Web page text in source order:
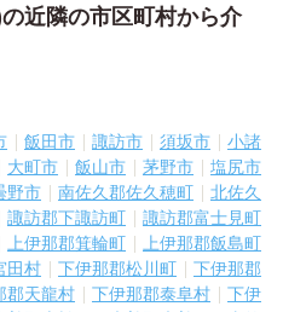
近隣の市区町村から介
飯田市 諏訪市 須坂市
小諸
大町市 飯山市 茅野市
塩尻市
野市 南佐久郡佐久穂町
北佐久
諏訪郡下諏訪町
諏訪郡富士見町
上伊那郡箕輪町
上伊那郡飯島町
田村 下伊那郡松川町
下伊那郡
郡天龍村 下伊那郡泰阜村
下伊